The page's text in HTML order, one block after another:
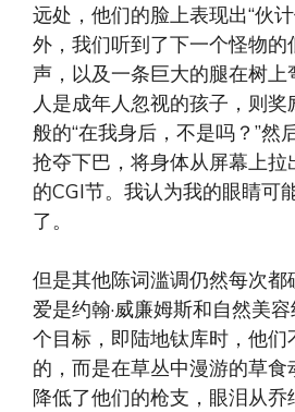
远处，他们的脸上表现出“伙
外，我们听到了下一个怪物的
声，以及一条巨大的腿在树
人是成年人忽视的孩子，则
般的“在我身后，不是吗？”然
抢夺下巴，将身体从屏幕上拉
的CGI节。我认为我的眼睛可
了。
但是其他陈词滥调仍然每次都
爱是约翰·威廉姆斯和自然美
个目标，即陆地钛库时，他们
的，而是在草丛中漫游的草食
降低了他们的枪支，眼泪从乔